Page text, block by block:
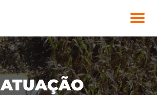
ATUAÇÃO